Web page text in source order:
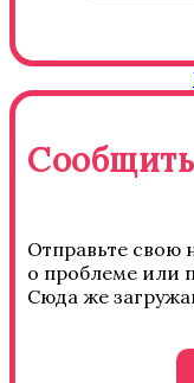
Отправьте свою
о проблеме или
Сюда же